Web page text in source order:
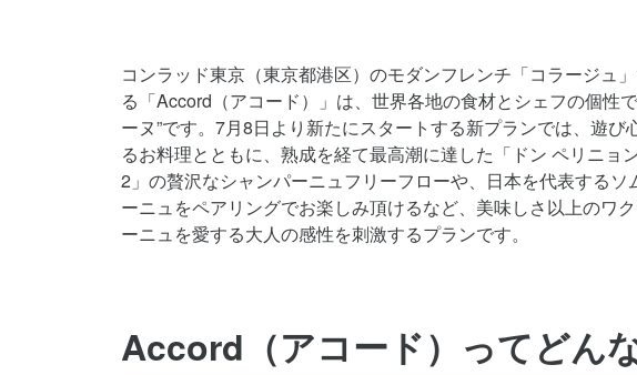
コンラッド東京（東京都港区）のモダンフレンチ「コラージュ
る「Accord（アコード）」は、世界各地の食材とシェフの個性
ーヌ”です。7月8日より新たにスタートする新プランでは、遊
るお料理とともに、熟成を経て最高潮に達した「ドン ペリニョ
2」の贅沢なシャンパーニュフリーフローや、日本を代表する
ーニュをペアリングでお楽しみ頂けるなど、美味しさ以上のワ
ーニュを愛する大人の感性を刺激するプランです。
Accord（アコード）ってどん